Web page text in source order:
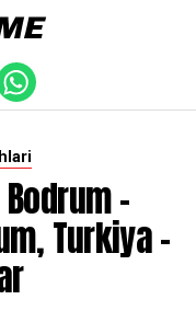
-
Turkiya -